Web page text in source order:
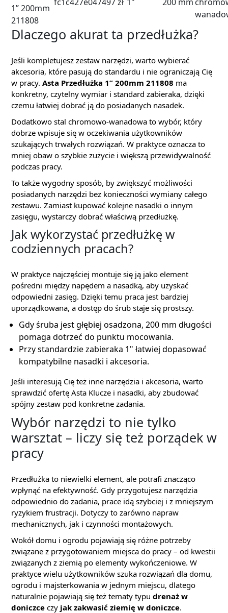
1” 200mm
211808
Dlaczego akurat ta przedłużka?
Jeśli kompletujesz zestaw narzędzi, warto wybierać
akcesoria, które pasują do standardu i nie ograniczają Cię
w pracy. Asta Przedłużka 1” 200mm 211808 ma
konkretny, czytelny wymiar i standard zabieraka, dzięki
czemu łatwiej dobrać ją do posiadanych nasadek.
Dodatkowo stal chromowo-wanadowa to wybór, który
dobrze wpisuje się w oczekiwania użytkowników
szukających trwałych rozwiązań. W praktyce oznacza to
mniej obaw o szybkie zużycie i większą przewidywalność
podczas pracy.
To także wygodny sposób, by zwiększyć możliwości
posiadanych narzędzi bez konieczności wymiany całego
zestawu. Zamiast kupować kolejne nasadki o innym
zasięgu, wystarczy dobrać właściwą przedłużkę.
Jak wykorzystać przedłużkę w
codziennych pracach?
W praktyce najczęściej montuje się ją jako element
pośredni między napędem a nasadką, aby uzyskać
odpowiedni zasięg. Dzięki temu praca jest bardziej
uporządkowana, a dostęp do śrub staje się prostszy.
Gdy śruba jest głębiej osadzona, 200 mm długości
pomaga dotrzeć do punktu mocowania.
Przy standardzie zabieraka 1" łatwiej dopasować
kompatybilne nasadki i akcesoria.
Jeśli interesują Cię też inne narzędzia i akcesoria, warto
sprawdzić ofertę Asta Klucze i nasadki, aby zbudować
spójny zestaw pod konkretne zadania.
Wybór narzędzi to nie tylko
warsztat – liczy się też porządek w
pracy
Przedłużka to niewielki element, ale potrafi znacząco
wpłynąć na efektywność. Gdy przygotujesz narzędzia
odpowiednio do zadania, prace idą szybciej i z mniejszym
ryzykiem frustracji. Dotyczy to zarówno napraw
mechanicznych, jak i czynności montażowych.
Wokół domu i ogrodu pojawiają się różne potrzeby
związane z przygotowaniem miejsca do pracy – od kwestii
związanych z ziemią po elementy wykończeniowe. W
praktyce wielu użytkowników szuka rozwiązań dla domu,
ogrodu i majsterkowania w jednym miejscu, dlatego
naturalnie pojawiają się też tematy typu drenaż w
doniczce czy jak zakwasić ziemię w doniczce.